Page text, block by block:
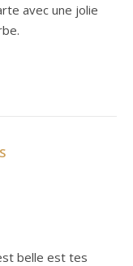
avec une jolie
belle est tes